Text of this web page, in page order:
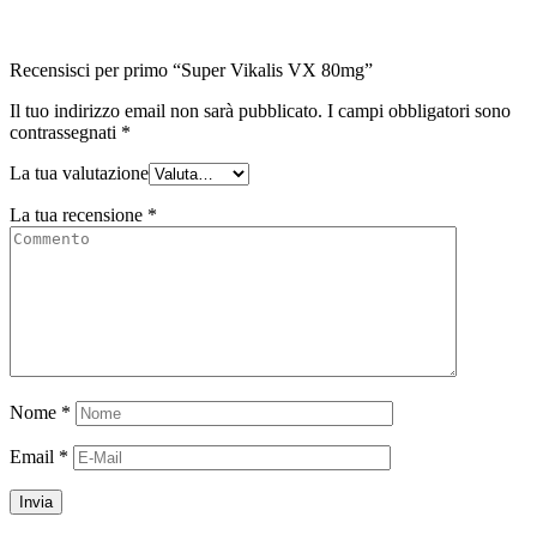
Recensisci per primo “Super Vikalis VX 80mg”
Il tuo indirizzo email non sarà pubblicato. I campi obbligatori sono
contrassegnati *
La tua valutazione
La tua recensione *
Nome *
Email *